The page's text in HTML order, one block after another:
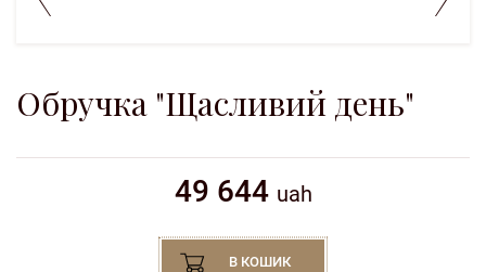
Обручка "Щасливий день"
49 644 uah
В КОШИК